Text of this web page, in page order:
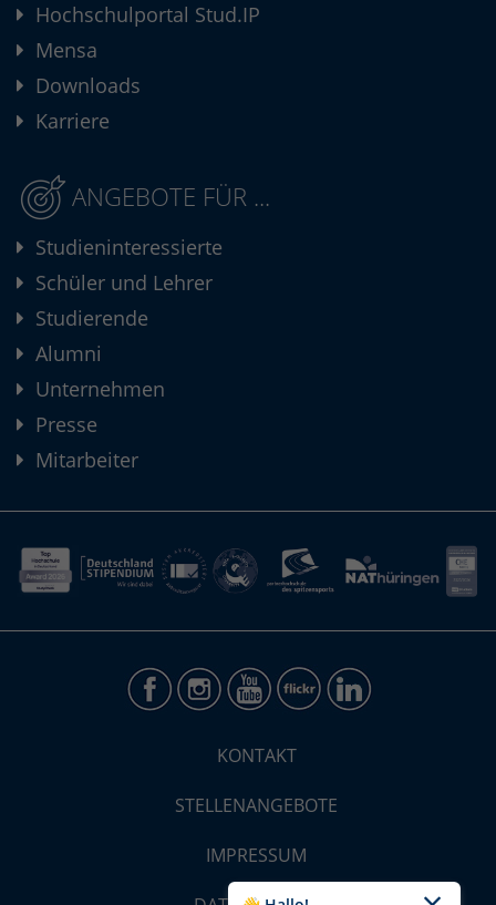
Hochschulportal Stud.IP
Mensa
Downloads
Karriere
ANGEBOTE FÜR ...
Studieninteressierte
Schüler und Lehrer
Studierende
Alumni
Unternehmen
Presse
Mitarbeiter
KONTAKT
STELLENANGEBOTE
IMPRESSUM